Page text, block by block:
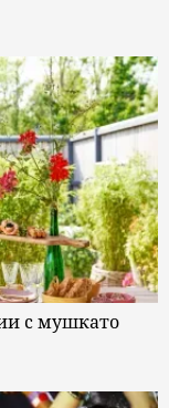
с мушкато